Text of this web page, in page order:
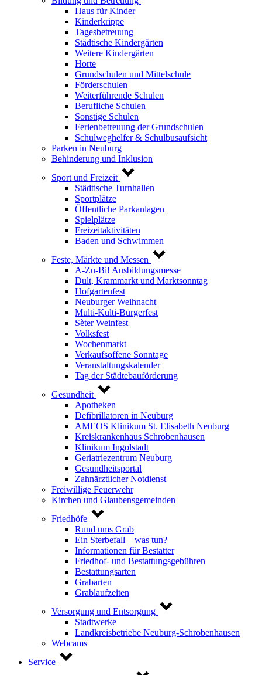
Haus für Kinder
Kinderkrippe
Tagesbetreuung
Städtische Kindergärten
Weitere Kindergärten
Horte
Grundschulen und Mittelschule
Förderschulen
Weiterführende Schulen
Berufliche Schulen
Sonstige Schulen
Ferienbetreuung der Grundschulen
Schulweghelfer & Schulbusaufsicht
Parken in Neuburg
Behinderung und Inklusion
Sport und Freizeit
Städtische Turnhallen
Sportplätze
Öffentliche Parkanlagen
Spielplätze
Freizeitaktivitäten
Baden und Schwimmen
Feste, Märkte und Messen
A-Zu-Bi! Ausbildungsmesse
Dult, Krammarkt und Marktsonntag
Hofgartenfest
Neuburger Weihnacht
Multi-Kulti-Bürgerfest
Sèter Weinfest
Volksfest
Wochenmarkt
Verkaufsoffene Sonntage
Veranstaltungskalender
Tag der Städtebauförderung
Gesundheit
Apotheken
Defibrillatoren in Neuburg
AMEOS Klinikum St. Elisabeth Neuburg
Kreiskrankenhaus Schrobenhausen
Klinikum Ingolstadt
Geriatriezentrum Neuburg
Gesundheitsportal
Zahnärztlicher Notdienst
Freiwillige Feuerwehr
Kirchen und Glaubensgemeinden
Friedhöfe
Rund ums Grab
Ein Sterbefall – was tun?
Informationen für Bestatter
Friedhof- und Bestattungsgebühren
Bestattungsarten
Grabarten
Grablaufzeiten
Versorgung und Entsorgung
Stadtwerke
Landkreisbetriebe Neuburg-Schrobenhausen
Webcams
Service